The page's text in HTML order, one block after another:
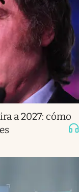
a 2027: cómo